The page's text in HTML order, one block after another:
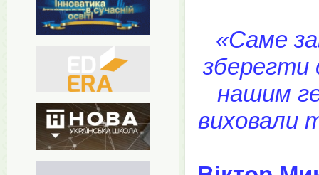
«Саме
зберегти
нашим
виховали